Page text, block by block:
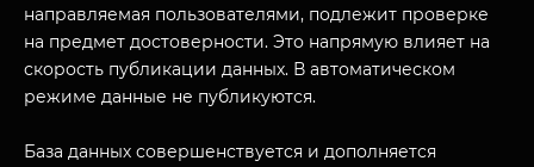
направляемая пользователями, подлежит проверке
на предмет достоверности. Это напрямую влияет на
скорость публикации данных. В автоматическом
режиме данные не публикуются.
База данных совершенствуется и дополняется